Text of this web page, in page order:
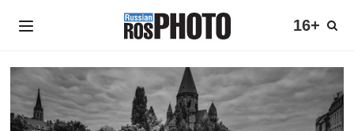
16+